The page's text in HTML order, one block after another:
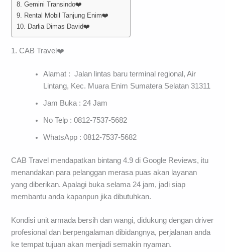
8. Gemini Transindo❤️
9. Rental Mobil Tanjung Enim❤️
10. Darlia Dimas David❤️
1. CAB Travel❤️
Alamat : Jalan lintas baru terminal regional, Air
Lintang, Kec. Muara Enim Sumatera Selatan 31311
Jam Buka : 24 Jam
No Telp : 0812-7537-5682
WhatsApp : 0812-7537-5682
CAB Travel mendapatkan bintang 4.9 di Google Reviews, itu
menandakan para pelanggan merasa puas akan layanan
yang diberikan. Apalagi buka selama 24 jam, jadi siap
membantu anda kapanpun jika dibutuhkan.
Kondisi unit armada bersih dan wangi, didukung dengan driver
profesional dan berpengalaman dibidangnya, perjalanan anda
ke tempat tujuan akan menjadi semakin nyaman.